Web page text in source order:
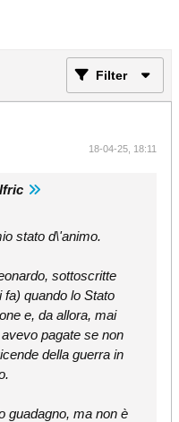
Filter
18-04-25, 18:11
stato d\'animo.
sottoscritte
fa) quando lo Stato
e, da allora, mai
pagate se non
della guerra in
guadagno, ma non è